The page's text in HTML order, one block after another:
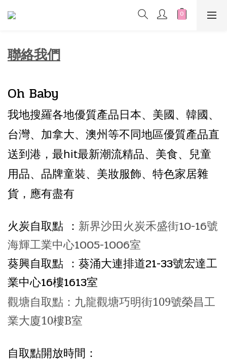
聯絡我們
Oh Baby
我地搜羅各地優質產品日本、美國、韓國、
台灣、加拿大、 澳州等不同地區優質產品直
送到港，最hit最新潮流精品、美食、兒童
用品、品牌童裝、美妝服飾、特色家居雜
貨，應有盡有
火炭自取點 ： 新界沙田火炭禾盛街10-16號
海輝工業中心1005-1006室
葵興自取點 ：葵涌大連排道21-33號宏達工
業中心16樓1613室
觀塘自取點：九龍觀塘巧明街109號榮昌工
業大廈10樓B室
自取點開放時間 ：